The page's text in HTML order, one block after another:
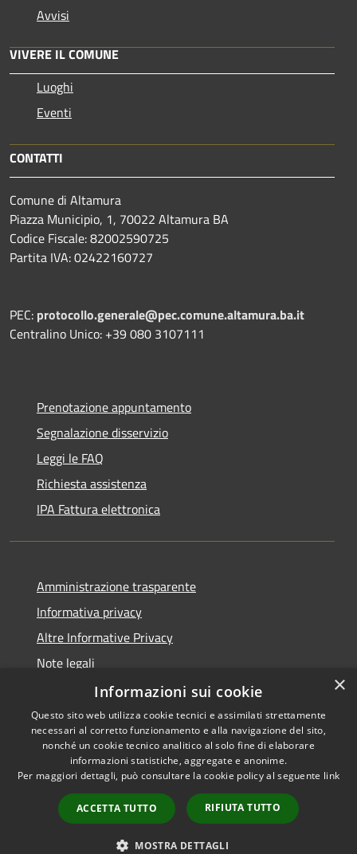
Avvisi
VIVERE IL COMUNE
Luoghi
Eventi
CONTATTI
Comune di Altamura
Piazza Municipio, 1, 70022 Altamura BA
Codice Fiscale: 82002590725
Partita IVA: 02422160727
PEC: protocollo.generale@pec.comune.altamura.ba.it
Centralino Unico: +39 080 3107111
Prenotazione appuntamento
Segnalazione disservizio
Leggi le FAQ
Richiesta assistenza
IPA Fattura elettronica
Amministrazione trasparente
Informativa privacy
Altre Informative Privacy
Note legali
Dichiarazione di accessibilità
RSS
Accessibilità
Copyright © 2026 • Comune di
Municipium•
Accesso
redazione
×
Informazioni sui cookie
Questo sito web utilizza cookie tecnici e assimilati strettamente
necessari al corretto funzionamento e alla navigazione del sito,
nonché un cookie tecnico analitico al solo fine di elaborare
informazioni statistiche, aggregate e anonime.
Per maggiori dettagli, può consultare la cookie policy al seguente link
ACCETTA TUTTO RIFIUTA TUTTO
MOSTRA DETTAGLI